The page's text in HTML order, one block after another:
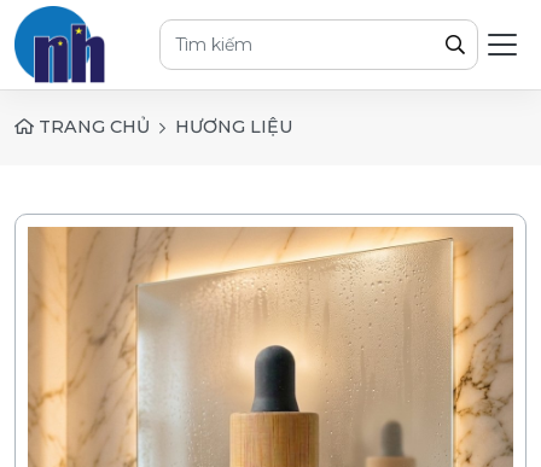
TRANG CHỦ HƯƠNG LIỆU